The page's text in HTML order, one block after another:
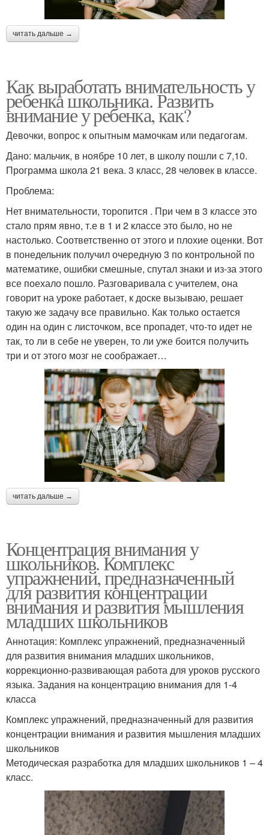
читать дальше →
Как выработать внимательность у
ребенка школьника. Развить
внимание у ребенка, как?
Девочки, вопрос к опытным мамочкам или педагогам.
Дано: мальчик, в ноябре 10 лет, в школу пошли с 7,10.
Программа школа 21 века. 3 класс, 28 человек в классе.
Проблема:
Нет внимательности, торопится . При чем в 3 классе это
стало прям явно, т.е в 1 и 2 классе это было, но не
настолько. Соответственно от этого и плохие оценки. Вот
в понедельник получил очередную 3 по контрольной по
математике, ошибки смешные, спутал знаки и из-за этого
все поехало пошло. Разговаривала с учителем, она
говорит на уроке работает, к доске вызываю, решает
такую же задачу все правильно. Как только остается
один на один с листочком, все пропадет, что-то идет не
так, то ли в себе не уверен, то ли уже боится получить
три и от этого мозг не соображает…
читать дальше →
Концентрация внимания у
школьников. Комплекс
упражнений, предназначенный
для развития концентрации
внимания и развития мышления
младших школьников
Аннотация: Комплекс упражнений, предназначенный
для развития внимания младших школьников,
коррекционно-развивающая работа для уроков русского
языка. Задания на концентрацию внимания для 1-4
класса
Комплекс упражнений, предназначенный для развития
концентрации внимания и развития мышления младших
школьников
Методическая разработка для младших школьников 1 – 4
класс.